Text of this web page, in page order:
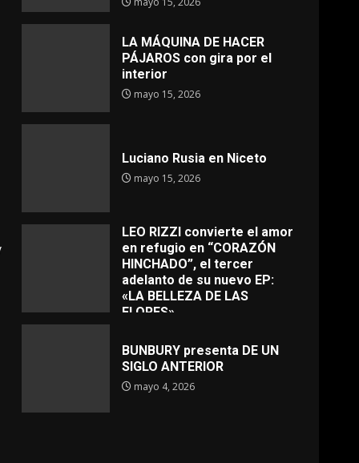
LA MÁQUINA DE HACER
PÁJAROS con gira por el
interior
mayo 15, 2026
Luciano Rusia en Niceto
mayo 15, 2026
LEO RIZZI convierte el amor
en refugio en “CORAZÓN
HINCHADO”, el tercer
adelanto de su nuevo EP:
«LA BELLEZA DE LAS
FLORES»
BUNBURY presenta DE UN
SIGLO ANTERIOR
mayo 4, 2026